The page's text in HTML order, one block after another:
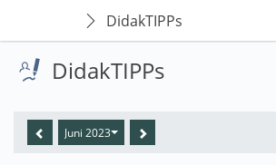
DidakTIPPs
DidakTIPPs
Juni 2023